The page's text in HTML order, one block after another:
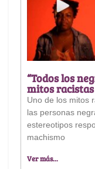
“Todos los
mitos racistas
Uno de los mitos
las personas
estereotipos
machismo
Ver más...